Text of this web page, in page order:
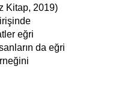
Kitap, 2019)
eğri
da eğri